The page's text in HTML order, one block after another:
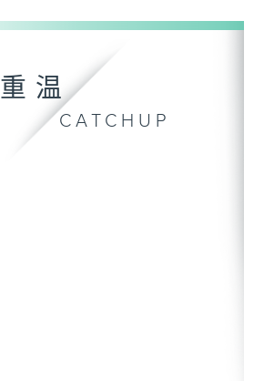
重温
CATCHUP